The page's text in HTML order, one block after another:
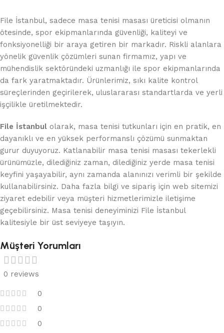
File İstanbul, sadece masa tenisi masası üreticisi olmanın
ötesinde, spor ekipmanlarında güvenliği, kaliteyi ve
fonksiyonelliği bir araya getiren bir markadır. Riskli alanlara
yönelik güvenlik çözümleri sunan firmamız, yapı ve
mühendislik sektöründeki uzmanlığı ile spor ekipmanlarında
da fark yaratmaktadır. Ürünlerimiz, sıkı kalite kontrol
süreçlerinden geçirilerek, uluslararası standartlarda ve yerli
işçilikle üretilmektedir.
File İstanbul olarak, masa tenisi tutkunları için en pratik, en
dayanıklı ve en yüksek performanslı çözümü sunmaktan
gurur duyuyoruz. Katlanabilir masa tenisi masası tekerlekli
ürünümüzle, dilediğiniz zaman, dilediğiniz yerde masa tenisi
keyfini yaşayabilir, aynı zamanda alanınızı verimli bir şekilde
kullanabilirsiniz. Daha fazla bilgi ve sipariş için web sitemizi
ziyaret edebilir veya müşteri hizmetlerimizle iletişime
geçebilirsiniz. Masa tenisi deneyiminizi File İstanbul
kalitesiyle bir üst seviyeye taşıyın.
Müşteri Yorumları
0 reviews
0
0
0